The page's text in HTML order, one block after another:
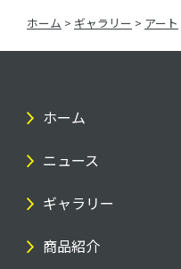
ホーム > ギャラリー > アート
ホーム
ニュース
ギャラリー
商品紹介